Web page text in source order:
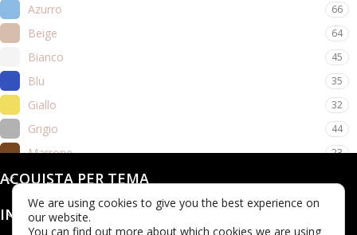
Azurro 66
Beige 64
Bianco 45
Blu 35
Giallo 32
Grigio 44
Marrone 23
Nero
Rosa
Rosso
ACQUISTA PER TEMA
INFO
We are using cookies to give you the best experience on
our website.
You can find out more about which cookies we are using